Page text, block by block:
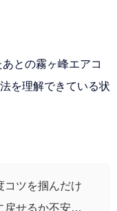
との霧ヶ峰エアコ
を理解できている状
コツを掴んだけ
戻せるか不安…